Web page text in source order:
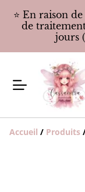
⭐️ En raison
de
jours
Accueil / Produits